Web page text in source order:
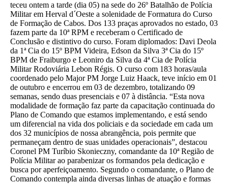
teceu ontem a tarde (dia 05) na sede do 26º Batalhão de Polícia
Militar em Herval d´Oeste a solenidade de Formatura do Curso
de Formação de Cabos. Dos 133 praças aprovados no estado, 03
fazem parte da 10ª RPM e receberam o Certificado de
Conclusão e distintivo do curso. Foram diplomados: Davi Deola
da 1ª Cia do 15º BPM Videira, Edson da Silva 3ª Cia do 15º
BPM de Fraiburgo e Leoniro da Silva da 4ª Cia de Polícia
Militar Rodoviária Lebon Régis. O curso com 183 horas/aula
coordenado pelo Major PM Jorge Luiz Haack, teve início em 01
de outubro e encerrou em 03 de dezembro, totalizando 09
semanas, sendo duas presenciais e 07 à distância. “Esta nova
modalidade de formação faz parte da capacitação continuada do
Plano de Comando que estamos implementando, e está sendo
um diferencial na vida dos policiais e da sociedade em cada um
dos 32 municípios de nossa abrangência, pois permite que
permaneçam dentro de suas unidades operacionais”, destacou
Coronel PM Turíbio Skonieczny, comandante da 10ª Região de
Polícia Militar ao parabenizar os formandos pela dedicação e
busca por aperfeiçoamento. Segundo o comandante, o Plano de
Comando contempla ainda diversas linhas de atuação e formas